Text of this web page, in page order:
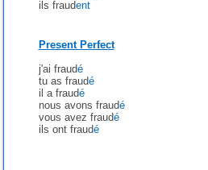
ils fraudent
Present Perfect
j'ai fraudé
tu as fraudé
il a fraudé
nous avons fraudé
vous avez fraudé
ils ont fraudé